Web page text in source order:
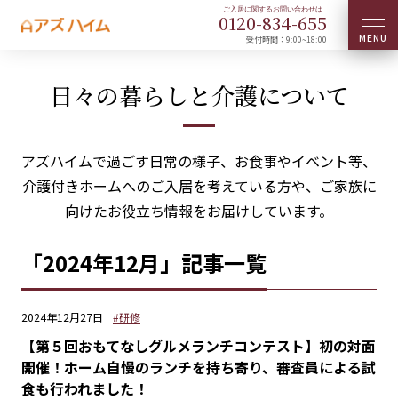
0120-834-655
受付時間：9:00~18:00
日々の暮らしと介護について
アズハイムで過ごす日常の様子、お食事やイベント等、
介護付きホームへのご入居を考えている方や、ご家族に
向けたお役立ち情報をお届けしています。
「2024年12月」記事一覧
2024年12月27日 #研修
【第５回おもてなしグルメランチコンテスト】初の対面
開催！ホーム自慢のランチを持ち寄り、審査員による試
食も行われました！